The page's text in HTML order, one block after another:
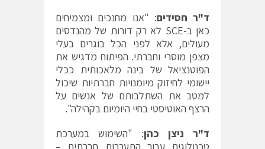
ד"ר חסידים: "אנו מחנכים ומצמיחים
כאן ב-SCE לא רק דורות של מהנדסים
מעולים, אלא לפני הכל בוגרים בעלי
מצפן מוסרי וחברתי. הפיתוח מדגיש את
הפוטנציאל של בינה מלאכותית ככלי
יישומי לחיזוק מיומנויות חברתיות שיכול
למטב את השתלבותם של אנשים על
הרצף האוטיסטי בחיי היומיום בקהילה".
ד"ר ניצן כהן: "השימוש במערכת
טכנולוגית עבור התערבות חברתית –